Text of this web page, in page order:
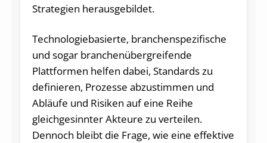
Strategien herausgebildet.
Technologiebasierte, branchenspezifische
und sogar branchenübergreifende
Plattformen helfen dabei, Standards zu
definieren, Prozesse abzustimmen und
Abläufe und Risiken auf eine Reihe
gleichgesinnter Akteure zu verteilen.
Dennoch bleibt die Frage, wie eine effektive